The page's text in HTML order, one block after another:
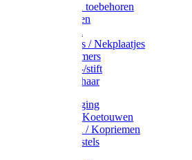
Oormerken toebehoren
Enkelbanden
Halsplaatjes / Nekplaatjes
Kokernummers
Merkspray-/stift
Veemerkschaar
Uierverzorging
Halsters & Koetouwen
Halsriemen / Kopriemen
Koerugborstels